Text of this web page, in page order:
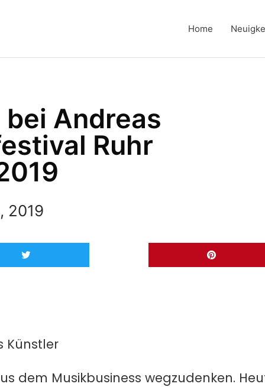
Home
bei Andreas
Ruhr
2019
Künstler
dem Musikbusiness wegzudenken.